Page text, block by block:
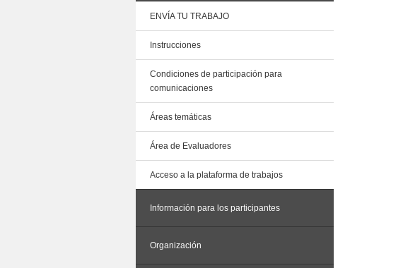
ENVÍA TU TRABAJO
Instrucciones
Condiciones de participación para
comunicaciones
Áreas temáticas
Área de Evaluadores
Acceso a la plataforma de trabajos
Información para los participantes
Organización